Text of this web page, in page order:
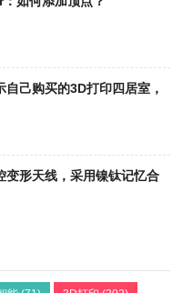
己购买的3D打印四居室，
变形天线，采用镍钛记忆合